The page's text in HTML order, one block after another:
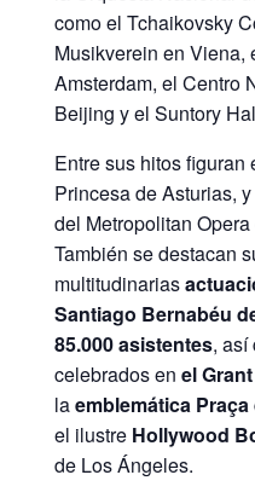
como el Tchaikovsky
Musikverein en Viena,
Amsterdam, el Centro
Beijing y el Suntory
Entre sus hitos
Princesa de Asturias,
del Metropolitan
También se destacan
multitudinarias
Santiago Bernabéu
85.000 asistentes, así
celebrados en el
laemblemática
el ilustre Hollywood
de Los Ángeles.